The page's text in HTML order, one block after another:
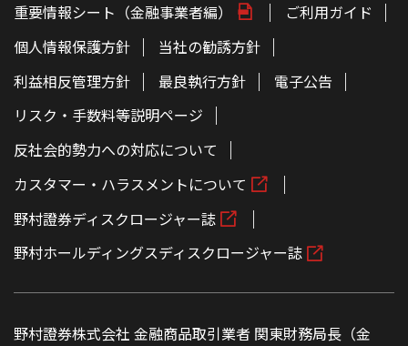
重要情報シート（金融事業者編）
ご利用ガイド
個人情報保護方針
当社の勧誘方針
利益相反管理方針
最良執行方針
電子公告
リスク・手数料等説明ページ
反社会的勢力への対応について
カスタマー・ハラスメントについて
野村證券ディスクロージャー誌
野村ホールディングスディスクロージャー誌
野村證券株式会社 金融商品取引業者 関東財務局長（金